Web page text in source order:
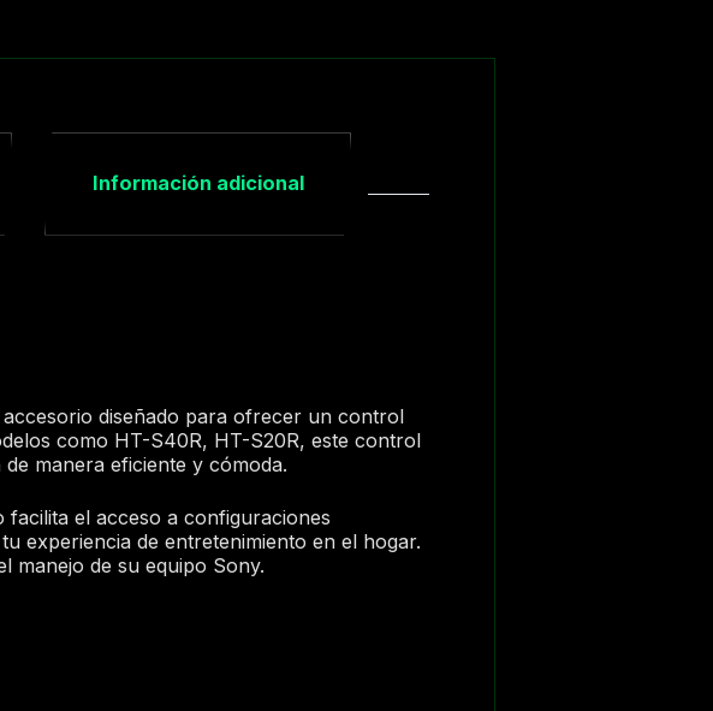
Información adicional
diseñado para ofrecer un control
como HT-S40R, HT-S20R, este control
manera eficiente y cómoda.
el acceso a configuraciones
experiencia de entretenimiento en el hogar.
manejo de su equipo Sony.